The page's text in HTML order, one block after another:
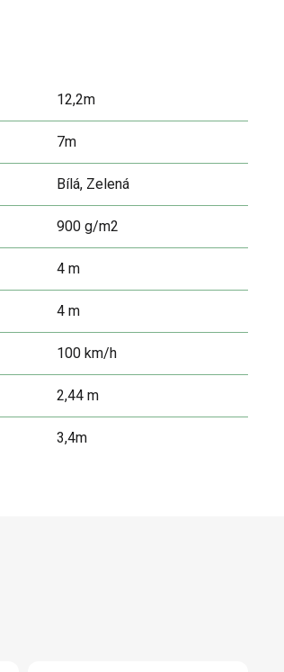
12,2m
7m
Bílá, Zelená
900 g/m2
4 m
4 m
100 km/h
2,44 m
3,4m